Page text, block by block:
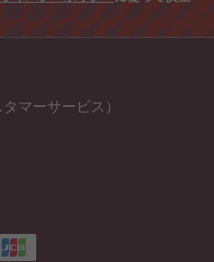
マーサービス）